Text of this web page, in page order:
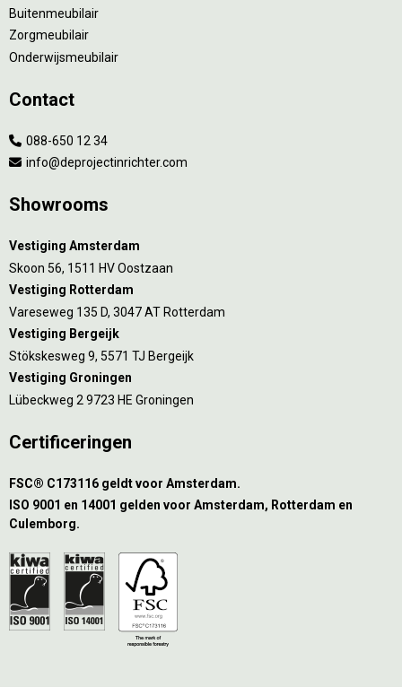
Buitenmeubilair
Zorgmeubilair
Onderwijsmeubilair
Contact
088-650 12 34
info@deprojectinrichter.com
Showrooms
Vestiging Amsterdam
Skoon 56, 1511 HV Oostzaan
Vestiging Rotterdam
Vareseweg 135 D, 3047 AT Rotterdam
Vestiging Bergeijk
Stökskesweg 9, 5571 TJ Bergeijk
Vestiging Groningen
Lübeckweg 2 9723 HE Groningen
Certificeringen
FSC® C173116 geldt voor Amsterdam.
ISO 9001 en 14001 gelden voor Amsterdam, Rotterdam en
Culemborg.